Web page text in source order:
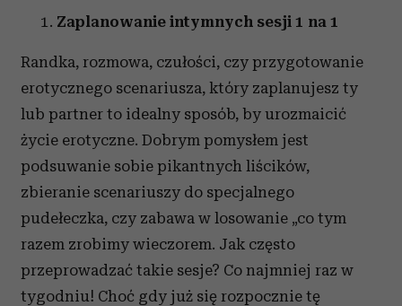
Zaplanowanie intymnych sesji 1 na 1
Randka, rozmowa, czułości, czy przygotowanie
erotycznego scenariusza, który zaplanujesz ty
lub partner to idealny sposób, by urozmaicić
życie erotyczne. Dobrym pomysłem jest
podsuwanie sobie pikantnych liścików,
zbieranie scenariuszy do specjalnego
pudełeczka, czy zabawa w losowanie „co tym
razem zrobimy wieczorem. Jak często
przeprowadzać takie sesje? Co najmniej raz w
tygodniu! Choć gdy już się rozpocznie tę